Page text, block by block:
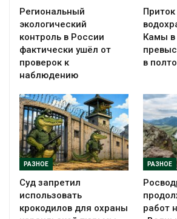
Региональный
экологический
контроль в России
фактически ушёл от
проверок к
наблюдению
Камы в
в
РАЗНОЕ
Суд запретил
использовать
крокодилов для охраны
РАЗНОЕ
работ